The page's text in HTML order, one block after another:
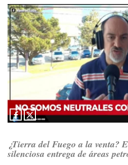
¿Tierra del Fuego a la venta?
silenciosa entrega de áreas